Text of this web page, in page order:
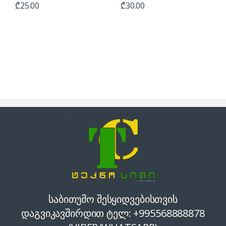
₾25.00 ₾30.00
საბითუმო შესყიდვებისთვის
დაგვიკავშირდით ტელ: +995568888878